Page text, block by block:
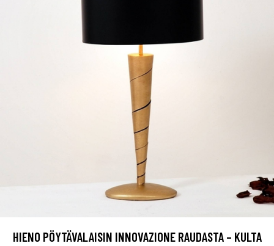
HIENO PÖYTÄVALAISIN INNOVAZIONE RAUDASTA – KULTA